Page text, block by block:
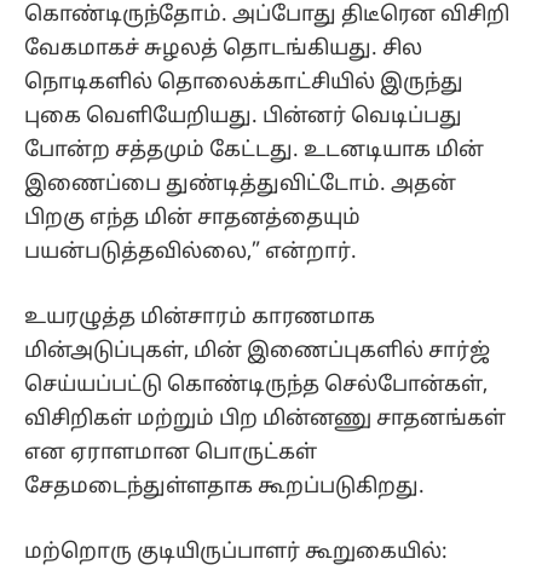
கொண்டிருந்தோம். அப்போது திடீரென விசிறி
வேகமாகச் சுழலத் தொடங்கியது. சில
நொடிகளில் தொலைக்காட்சியில் இருந்து
புகை வெளியேறியது. பின்னர் வெடிப்பது
போன்ற சத்தமும் கேட்டது. உடனடியாக மின்
இணைப்பை துண்டித்துவிட்டோம். அதன்
பிறகு எந்த மின் சாதனத்தையும்
பயன்படுத்தவில்லை,” என்றார்.
உயரழுத்த மின்சாரம் காரணமாக
மின்அடுப்புகள், மின் இணைப்புகளில் சார்ஜ்
செய்யப்பட்டு கொண்டிருந்த செல்போன்கள்,
விசிறிகள் மற்றும் பிற மின்னணு சாதனங்கள்
என ஏராளமான பொருட்கள்
சேதமடைந்துள்ளதாக கூறப்படுகிறது.
மற்றொரு குடியிருப்பாளர் கூறுகையில்: